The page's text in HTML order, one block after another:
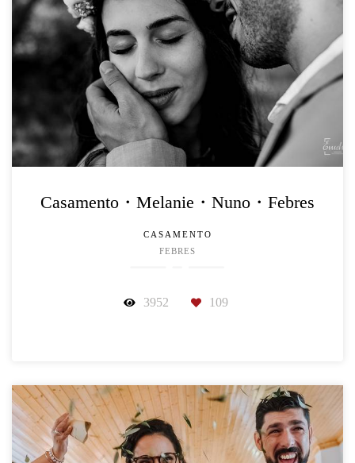
Casamento・Melanie・Nuno・Febres
CASAMENTO
FEBRES
3952 109